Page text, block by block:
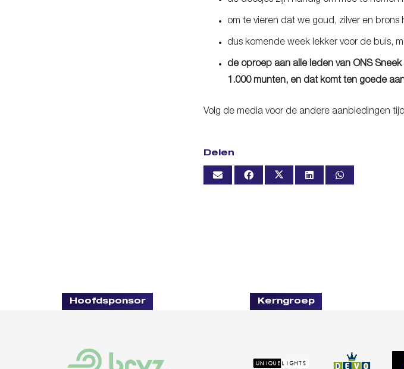
om te vieren dat we goud, zilver en
dus komende week lekker voor de buis,
de oproep aan alle leden van ONS
1.000 munten, en dat komt ten goede
Volg de media voor de andere aanbiedingen
Delen
Hoofdsponsor Kerngroep